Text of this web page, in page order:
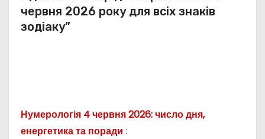
червня 2026 року для всіх знаків
зодіаку”
Нумерологія 4 червня 2026: число дня,
енергетика та поради :